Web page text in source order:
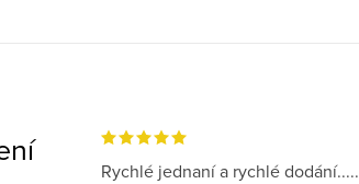
Rychlé jednaní a rychlé dodání.....